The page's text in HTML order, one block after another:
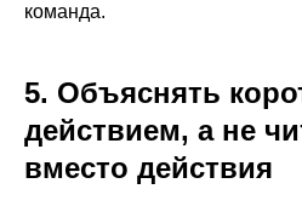
команда.
5. Объяснять
действием, а не
вместо действия